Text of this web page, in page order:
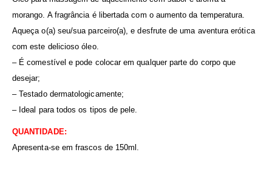
morango. A fragrância é libertada com o aumento da temperatura.
Aqueça o(a) seu/sua parceiro(a), e desfrute de uma aventura erótica
com este delicioso óleo.
– É comestível e pode colocar em qualquer parte do corpo que
desejar;
– Testado dermatologicamente;
– Ideal para todos os tipos de pele.
QUANTIDADE:
Apresenta-se em frascos de 150ml.